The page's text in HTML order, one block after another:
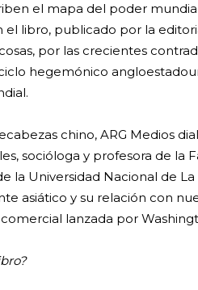
el mapa del poder
el libro, publicado por la
por las crecientes
hegemónico
chino, ARG Medios
socióloga y profesora de la
la Universidad Nacional de
asiático y su relación con
lanzada por